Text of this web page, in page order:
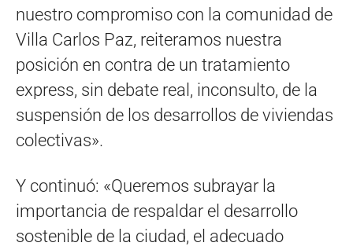
nuestro compromiso con la comunidad de
Villa Carlos Paz, reiteramos nuestra
posición en contra de un tratamiento
express, sin debate real, inconsulto, de la
suspensión de los desarrollos de viviendas
colectivas».
Y continuó: «Queremos subrayar la
importancia de respaldar el desarrollo
sostenible de la ciudad, el adecuado